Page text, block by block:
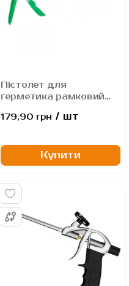
Пістолет для
герметика рамковий
179,90 грн / шт
Купити